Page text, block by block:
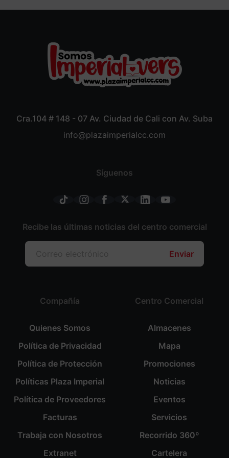
Cra.104 # 148 - 07 Av. Ciudad de Cali con Av. Suba
info@plazaimperialcc.com
Compañía
Quienes Somos
Política de Privacidad
Política de Protección
Políticas Plaza Imperial
Política de Proveedores
Facturas
Trabaja con Nosotros
Extranet
Centro Comercial
Almacenes
Mapa
Promociones
Noticias
Eventos
Servicios
Recorrido 360º
Cartelera
Síguenos
Recibe las últimas noticias del centro comercial
Enviar